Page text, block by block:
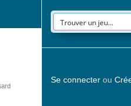
Se connecterou